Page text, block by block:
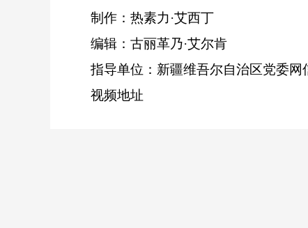
制作：热素力·艾西丁
编辑：古丽革乃·艾尔肯
指导单位：新疆维吾尔自治区党委网
视频地址